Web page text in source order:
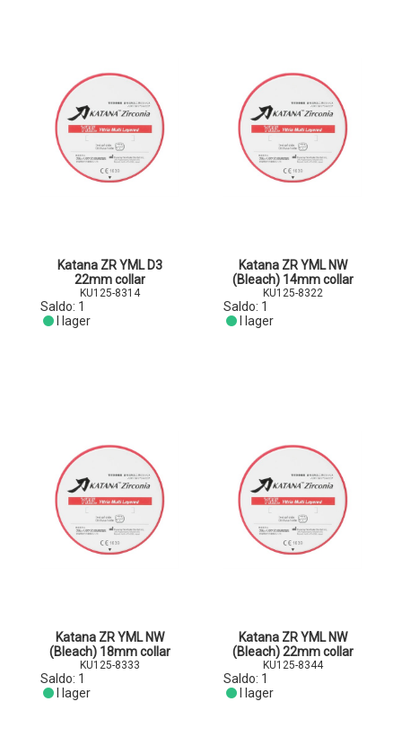
Katana ZR YML D3
22mm collar
KU125-8314
Saldo: 1
I lager
Katana ZR YML NW
(Bleach) 14mm collar
KU125-8322
Saldo: 1
I lager
Katana ZR YML NW
(Bleach) 18mm collar
KU125-8333
Saldo: 1
I lager
Katana ZR YML NW
(Bleach) 22mm collar
KU125-8344
Saldo: 1
I lager